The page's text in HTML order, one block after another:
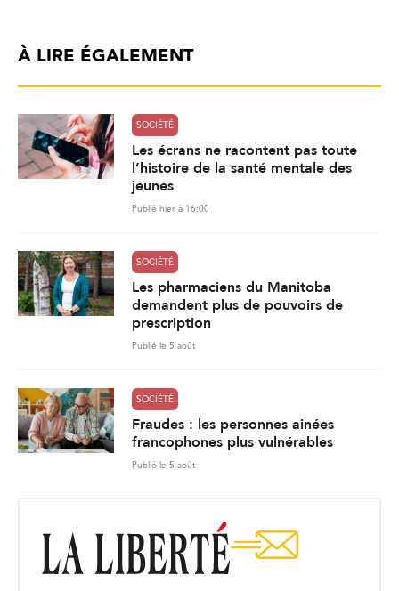
À LIRE ÉGALEMENT
SOCIÉTÉ
Les écrans ne racontent pas toute
l’histoire de la santé mentale des
jeunes
Publié hier à 16:00
SOCIÉTÉ
Les pharmaciens du Manitoba
demandent plus de pouvoirs de
prescription
Publié le 5 août
SOCIÉTÉ
Fraudes : les personnes ainées
francophones plus vulnérables
Publié le 5 août